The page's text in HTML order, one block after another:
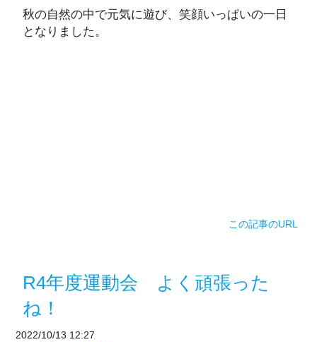
秋の自然の中で元気に遊び、笑顔いっぱいの一日
となりました。
この記事のURL
R4年度運動会 よく頑張った
ね！
2022/10/13 12:27